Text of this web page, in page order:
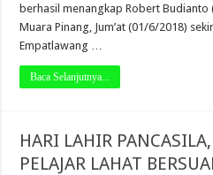
berhasil menangkap Robert Budianto
Muara Pinang, Jum’at (01/6/2018)
Empatlawang …
Baca Selanjutnya...
HARI LAHIR
PELAJAR LAHAT